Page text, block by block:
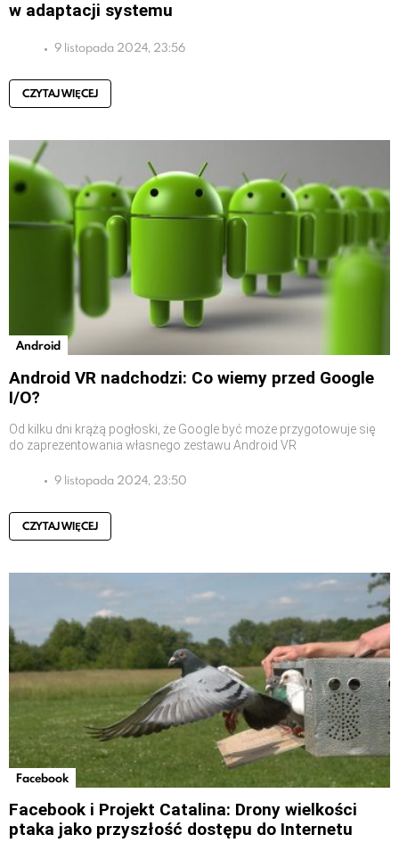
w adaptacji systemu
9 listopada 2024, 23:56
CZYTAJ WIĘCEJ
Android
Android VR nadchodzi: Co wiemy przed Google
I/O?
Od kilku dni krążą pogłoski, że Google być może przygotowuje się
do zaprezentowania własnego zestawu Android VR
9 listopada 2024, 23:50
CZYTAJ WIĘCEJ
Facebook
Facebook i Projekt Catalina: Drony wielkości
ptaka jako przyszłość dostępu do Internetu